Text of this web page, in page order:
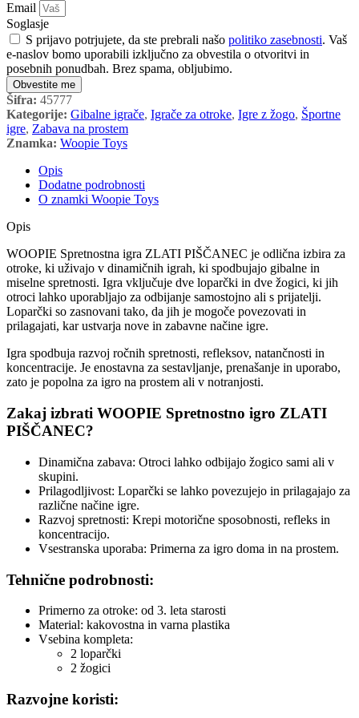
Email
Soglasje
S prijavo potrjujete, da ste prebrali našo politiko zasebnosti. Vaš
e-naslov bomo uporabili izključno za obvestila o otvoritvi in
posebnih ponudbah. Brez spama, obljubimo.
Obvestite me
Šifra: 45777
Kategorije: Gibalne igrače, Igrače za otroke, Igre z žogo, Športne
igre, Zabava na prostem
Znamka: Woopie Toys
Opis
Dodatne podrobnosti
O znamki Woopie Toys
Opis
WOOPIE Spretnostna igra ZLATI PIŠČANEC je odlična izbira za
otroke, ki uživajo v dinamičnih igrah, ki spodbujajo gibalne in
miselne spretnosti. Igra vključuje dve loparčki in dve žogici, ki jih
otroci lahko uporabljajo za odbijanje samostojno ali s prijatelji.
Loparčki so zasnovani tako, da jih je mogoče povezovati in
prilagajati, kar ustvarja nove in zabavne načine igre.
Igra spodbuja razvoj ročnih spretnosti, refleksov, natančnosti in
koncentracije. Je enostavna za sestavljanje, prenašanje in uporabo,
zato je popolna za igro na prostem ali v notranjosti.
Zakaj izbrati WOOPIE Spretnostno igro ZLATI
PIŠČANEC?
Dinamična zabava: Otroci lahko odbijajo žogico sami ali v
skupini.
Prilagodljivost: Loparčki se lahko povezujejo in prilagajajo za
različne načine igre.
Razvoj spretnosti: Krepi motorične sposobnosti, refleks in
koncentracijo.
Vsestranska uporaba: Primerna za igro doma in na prostem.
Tehnične podrobnosti:
Primerno za otroke: od 3. leta starosti
Material: kakovostna in varna plastika
Vsebina kompleta:
2 loparčki
2 žogici
Razvojne koristi: